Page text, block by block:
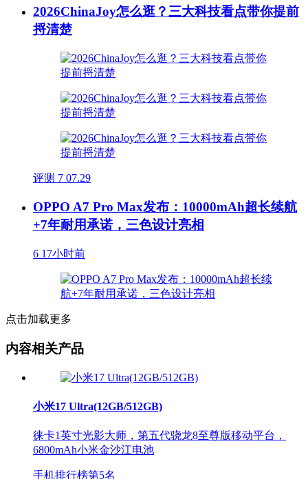
2026ChinaJoy怎么逛？三大科技看点带你提前
捋清楚
评测 7 07.29
OPPO A7 Pro Max发布：10000mAh超长续航
+7年耐用承诺，三色设计亮相
6 17小时前
点击加载更多
内容相关产品
小米17 Ultra(12GB/512GB)
徕卡1英寸光影大师，第五代骁龙8至尊版移动平台，
6800mAh小米金沙江电池
手机排行榜第5名